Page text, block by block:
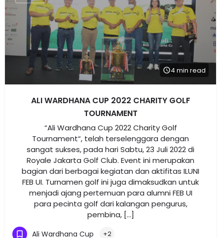
4 min read
ALI WARDHANA CUP 2022 CHARITY GOLF
TOURNAMENT
“Ali Wardhana Cup 2022 Charity Golf
Tournament“, telah terselenggara dengan
sangat sukses, pada hari Sabtu, 23 Juli 2022 di
Royale Jakarta Golf Club. Event ini merupakan
bagian dari berbagai kegiatan dan aktifitas ILUNI
FEB UI. Turnamen golf ini juga dimaksudkan untuk
menjadi ajang pertemuan para alumni FEB UI
para pecinta golf dari kalangan pengurus,
pembina, […]
Ali Wardhana Cup +2